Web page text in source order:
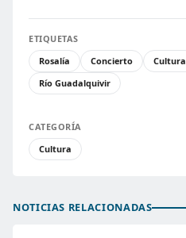
ETIQUETAS
Rosalía
Concierto Cultura
Río Guadalquivir
CATEGORÍA
Cultura
NOTICIAS RELACIONADAS